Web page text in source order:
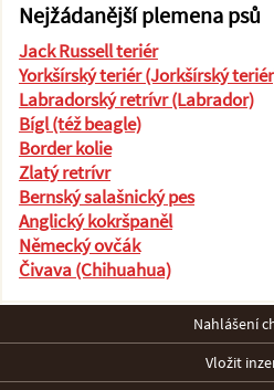
Nejžádanější plemena psů
Jack Russell teriér
Yorkšírský teriér (Jorkšírský
Labradorský retrívr (Labrador)
Bígl (též beagle)
Border kolie
Zlatý retrívr
Bernský salašnický pes
Anglický kokršpaněl
Německý ovčák
Čivava (Chihuahua)
Nahlášení
Vložit